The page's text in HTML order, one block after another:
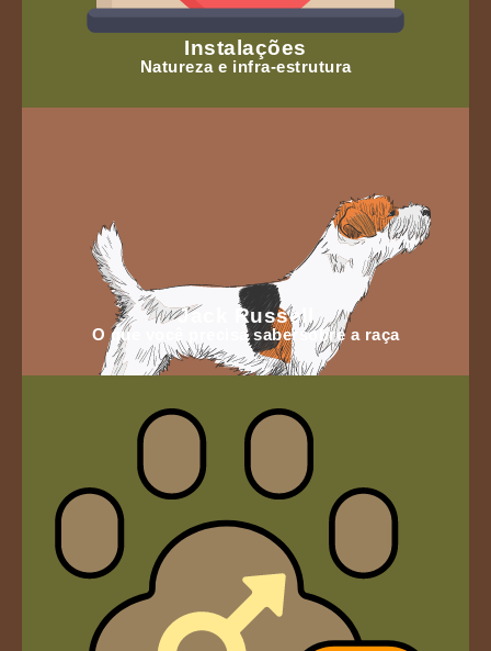
Instalações
Natureza e infra-estrutura
Jack Russell
O que você precisa sabersobre a raça